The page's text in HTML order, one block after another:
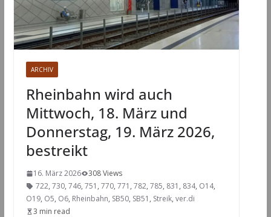
ARCHIV
Rheinbahn wird auch
Mittwoch, 18. März und
Donnerstag, 19. März 2026,
bestreikt
16. März 2026
308 Views
722, 730, 746, 751 , 770, 771 , 782, 785, 831 , 834, O14,
O19, O5, O6, Rheinbahn, SB50, SB51 , Streik, ver.di
3 min read